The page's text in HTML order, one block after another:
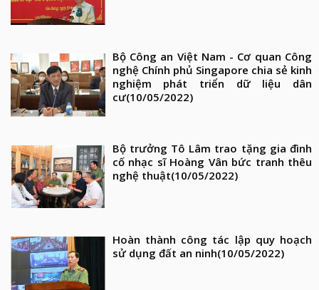
Bộ Công an Việt Nam - Cơ quan Công
nghệ Chính phủ Singapore chia sẻ kinh
nghiệm phát triển dữ liệu dân
cư(10/05/2022)
Bộ trưởng Tô Lâm trao tặng gia đình
cố nhạc sĩ Hoàng Vân bức tranh thêu
nghệ thuật(10/05/2022)
Hoàn thành công tác lập quy hoạch
sử dụng đất an ninh(10/05/2022)